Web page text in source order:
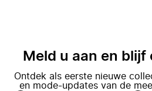
Meld u aan en
Ontdek als eerste nieuwe
en mode-updates van de